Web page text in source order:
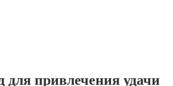
привлечения удачи